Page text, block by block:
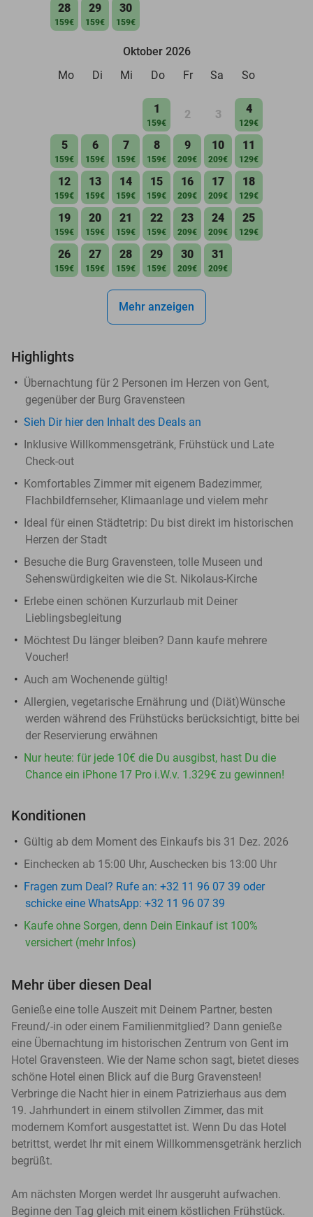
28
159€
29
159€
30
159€
Oktober 2026
Mo
Di Mi Do Fr Sa So
1
159€
2 3 4
129€
5
159€
6
159€
7
159€
8
159€
9
209€
10
209€
11
129€
12
159€
13
159€
14
159€
15
159€
16
209€
17
209€
18
129€
19
159€
20
159€
21
159€
22
159€
23
209€
24
209€
25
129€
26
159€
27
159€
28
159€
29
159€
30
209€
31
209€
Mehr anzeigen
Highlights
Übernachtung für 2 Personen im Herzen von Gent,
gegenüber der Burg Gravensteen
Sieh Dir hier den Inhalt des Deals an
Inklusive Willkommensgetränk, Frühstück und Late
Check-out
Komfortables Zimmer mit eigenem Badezimmer,
Flachbildfernseher, Klimaanlage und vielem mehr
Ideal für einen Städtetrip: Du bist direkt im historischen
Herzen der Stadt
Besuche die Burg Gravensteen, tolle Museen und
Sehenswürdigkeiten wie die St. Nikolaus-Kirche
Erlebe einen schönen Kurzurlaub mit Deiner
Lieblingsbegleitung
Möchtest Du länger bleiben? Dann kaufe mehrere
Voucher!
Auch am Wochenende gültig!
Allergien, vegetarische Ernährung und (Diät)Wünsche
werden während des Frühstücks berücksichtigt, bitte bei
der Reservierung erwähnen
Nur heute: für jede 10€ die Du ausgibst, hast Du die
Chance ein iPhone 17 Pro i.W.v. 1.329€ zu gewinnen!
Konditionen
Gültig ab dem Moment des Einkaufs bis 31 Dez. 2026
Einchecken ab 15:00 Uhr, Auschecken bis 13:00 Uhr
Fragen zum Deal? Rufe an: +32 11 96 07 39 oder
schicke eine WhatsApp: +32 11 96 07 39
Kaufe ohne Sorgen, denn Dein Einkauf ist 100%
versichert (mehr Infos)
Mehr über diesen Deal
Genieße eine tolle Auszeit mit Deinem Partner, besten
Freund/-in oder einem Familienmitglied? Dann genieße
eine Übernachtung im historischen Zentrum von Gent im
Hotel Gravensteen. Wie der Name schon sagt, bietet dieses
schöne Hotel einen Blick auf die Burg Gravensteen!
Verbringe die Nacht hier in einem Patrizierhaus aus dem
19. Jahrhundert in einem stilvollen Zimmer, das mit
modernem Komfort ausgestattet ist. Wenn Du das Hotel
betrittst, werdet Ihr mit einem Willkommensgetränk herzlich
begrüßt.
Am nächsten Morgen werdet Ihr ausgeruht aufwachen.
Beginne den Tag gleich mit einem köstlichen Frühstück.